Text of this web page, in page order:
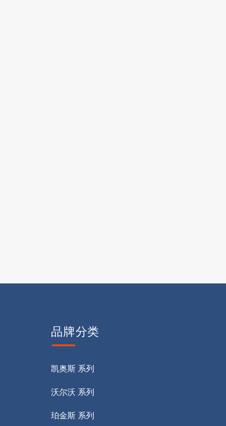
品牌分类
凯奥斯 系列
沃尔沃 系列
珀金斯 系列